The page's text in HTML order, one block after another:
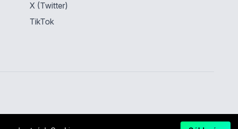
X (Twitter)
TikTok